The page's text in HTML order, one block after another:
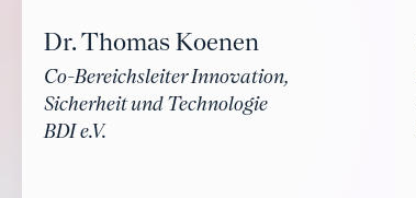
Dr. Thomas Koenen
Co-Bereichsleiter Innovation,
Sicherheit und Technologie
BDI e.V.